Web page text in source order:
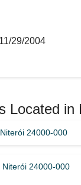
11/29/2004
Located in
24000-000
Niterói 24000-000